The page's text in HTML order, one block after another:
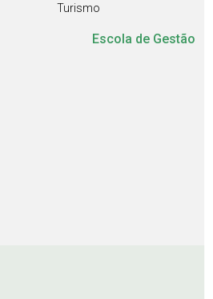
Turismo
Escola de Gestão